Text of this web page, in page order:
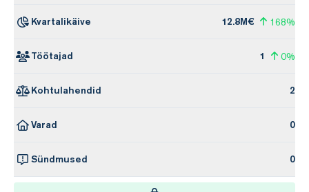
Kvartalikäive 12.8M€ 168%
Töötajad 1 0%
Kohtulahendid 2
Varad 0
Sündmused 0